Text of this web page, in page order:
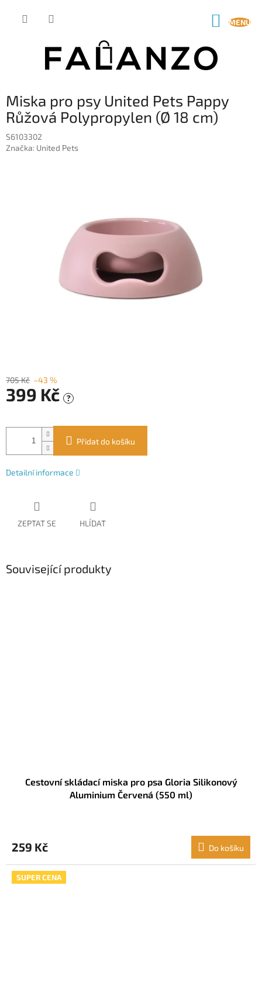
Miska pro psy United Pets Pappy
Růžová Polypropylen (Ø 18 cm)
S6103302
Značka: United Pets
705 Kč –43 %
399 Kč ?
cena:
Přidat do košíku
Detailní informace
ZEPTAT SE HLÍDAT
Související produkty
Cestovní skládací miska pro psa Gloria Silikonový
Aluminium Červená (550 ml)
259 Kč Do košíku
SUPER CENA